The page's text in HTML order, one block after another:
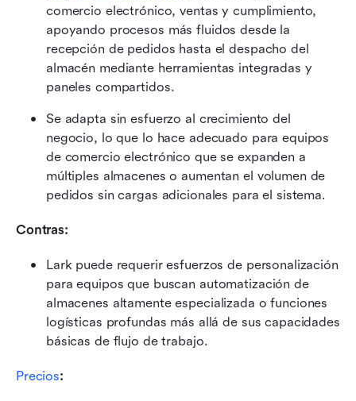
comercio electrónico, ventas y cumplimiento,
apoyando procesos más fluidos desde la
recepción de pedidos hasta el despacho del
almacén mediante herramientas integradas y
paneles compartidos.
Se adapta sin esfuerzo al crecimiento del
negocio, lo que lo hace adecuado para equipos
de comercio electrónico que se expanden a
múltiples almacenes o aumentan el volumen de
pedidos sin cargas adicionales para el sistema.
Contras:
Lark puede requerir esfuerzos de personalización
para equipos que buscan automatización de
almacenes altamente especializada o funciones
logísticas profundas más allá de sus capacidades
básicas de flujo de trabajo.
Precios: